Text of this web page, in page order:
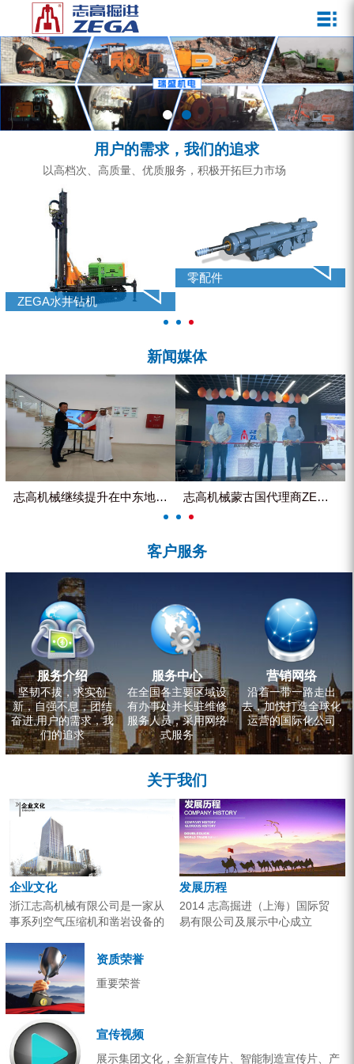
企业文化
发展历程
资质荣誉
宣传视频
公司新闻
行业动态
ZEGA一体式潜孔钻机
ZEGA地下掘进台车
ZEGA小型一体式露天钻机
ZEGA全液压顶锤钻机
零配件
锚固钻机系列
FY水井钻车系列
水井专用螺杆空压机
雾炮机
洗轮机
服务介绍
服务中心
营销网络
用户的需求，我们的追求
以高档次、高质量、优质服务，积极开拓巨力市场
ZEGA水井钻机
零配件
新闻媒体
志高机械继续提升在中东地区的市... 志高机械蒙古国代理商ZEGA客...
客户服务
服务介绍
坚韧不拔，求实创
新，自强不息，团结
奋进,用户的需求，我
们的追求
服务中心
在全国各主要区域设
有办事处并长驻维修
服务人员，采用网络
式服务
营销网络
沿着一带一路走出
去，加快打造全球化
运营的国际化公司
关于我们
企业文化
浙江志高机械有限公司是一家从
事系列空气压缩机和凿岩设备的
的专业机构。产品广泛应用于工
业气源、各类矿山开采和工程项
目建设。企业以技术开发为核
心，...
发展历程
2014 志高掘进（上海）国际贸
易有限公司及展示中心成立
资质荣誉
重要荣誉
宣传视频
展示集团文化，全新宣传片、智能制造宣传片、产